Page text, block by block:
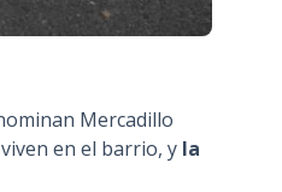
Mercadillo
en el barrio, y la